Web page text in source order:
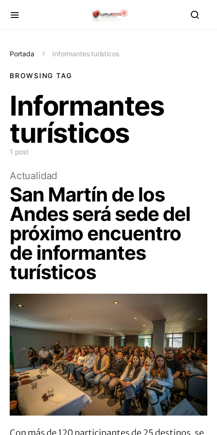
Portada Informantes turísticos
BROWSING TAG
Informantes
turísticos
1 post
Actualidad
San Martín de los
Andes será sede del
próximo encuentro
de informantes
turísticos